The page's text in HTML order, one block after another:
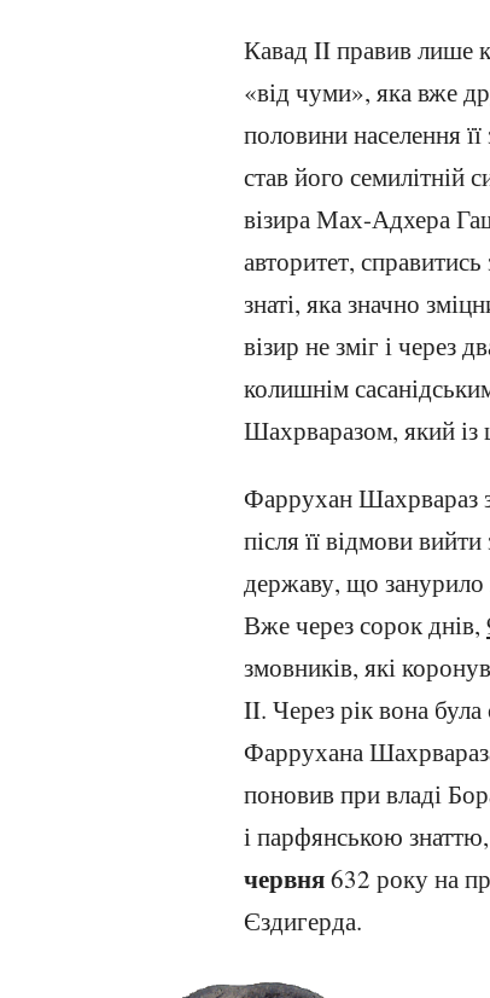
Кавад II правив лише
«від чуми», яка вже
половини населення
став його семилітній
візира Мах-Адхера
авторитет,
знаті, яка значно
візир не зміг і
колишнім
Шахрваразом, який
Фаррухан Шахрвараз
після її відмови
державу, що занурило
Вже через сорок днів,
змовників, які
II. Через рік вона була
Фаррухана
поновив при владі
і парфянською
червня632 року на
Єздигерда.